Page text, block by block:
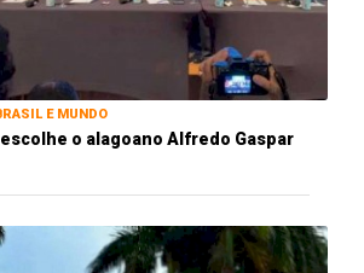
E MUNDO
o alagoano Alfredo Gaspar